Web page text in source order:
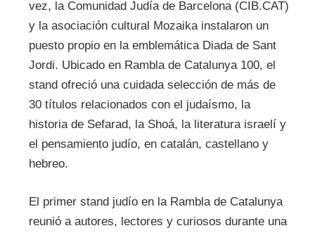
vez, la Comunidad Judía de Barcelona (CIB.CAT)
y la asociación cultural Mozaika instalaron un
puesto propio en la emblemática Diada de Sant
Jordi. Ubicado en Rambla de Catalunya 100, el
stand ofreció una cuidada selección de más de
30 títulos relacionados con el judaísmo, la
historia de Sefarad, la Shoá, la literatura israelí y
el pensamiento judío, en catalán, castellano y
hebreo.
El primer stand judío en la Rambla de Catalunya
reunió a autores, lectores y curiosos durante una